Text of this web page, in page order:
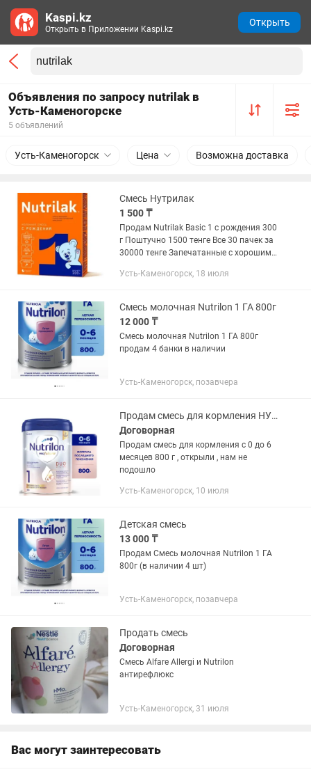
Объявления по запросу nutrilak в
Усть-Каменогорске
5 объявлений
Усть-Каменогорск Цена Возможна доставка
Смесь Нутрилак
1 500 ₸
Продам Nutrilak Basic 1 с рождения 300
г Поштучно 1500 тенге Все 30 пачек за
30000 тенге Запечатанные с хорошим
Усть-Каменогорск, 18 июля
Смесь молочная Nutrilon 1 ГА 800г
12 000 ₸
Смесь молочная Nutrilon 1 ГА 800г
продам 4 банки в наличии
Усть-Каменогорск, позавчера
Продам смесь для кормления НУТРИЛОН ПРОФУТУРА
Договорная
Продам смесь для кормления с 0 до 6
месяцев 800 г , открыли , нам не
подошло
Усть-Каменогорск, 10 июля
Детская смесь
13 000 ₸
Продам Смесь молочная Nutrilon 1 ГА
800г (в наличии 4 шт)
Усть-Каменогорск, позавчера
Продать смесь
Договорная
Смесь Alfare Allergi и Nutrilon
антирефлюкс
Усть-Каменогорск, 31 июля
Вас могут заинтересовать
Kaspi.kz
Открыть в Приложении Kaspi.kz
Открыть